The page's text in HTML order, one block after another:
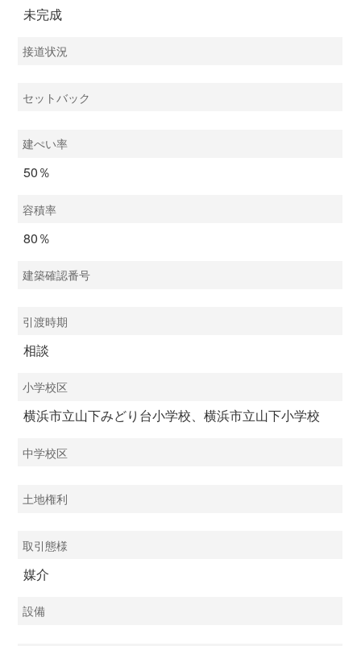
未完成
接道状況
セットバック
建ぺい率
50％
容積率
80％
建築確認番号
引渡時期
相談
小学校区
横浜市立山下みどり台小学校、横浜市立山下小学校
中学校区
土地権利
取引態様
媒介
設備